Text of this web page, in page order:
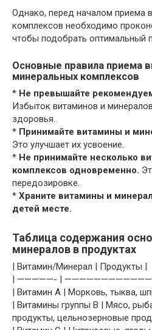
Однако, перед началом приема
комплексов необходимо
чтобы подобрать оптимальный
Основные правила приема
минеральных комплексов
* Не превышайте
Избыток витаминов и
здоровья.
* Принимайте витамины и
Это улучшает их усвоение.
* Не принимайте несколько
комплексов одновременно.
передозировке.
* Храните витамины и
детей месте.
Таблица содержания
минералов в продуктах
| Витамин/Минерал | Продукты |
| —————- |
| Витамин A | Морковь, тыква,
| Витамины группы B | Мясо,
продукты, цельнозерновые